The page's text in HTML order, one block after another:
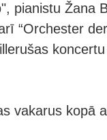
pianistu Žana
“Orchester
vakarus kopā